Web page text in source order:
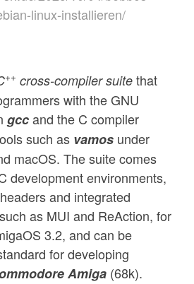
linux-installieren/
++ cross-compiler suite that
with the GNU
gccand the C compiler
such as vamos under
macOS. The suite comes
development environments,
and integrated
as MUI and ReAction, for
3.2, and can be
for developing
Amiga (68k).